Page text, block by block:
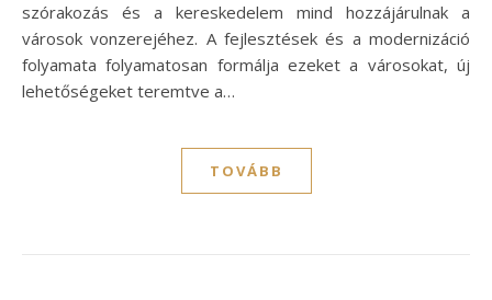
szórakozás és a kereskedelem mind hozzájárulnak a
városok vonzerejéhez. A fejlesztések és a modernizáció
folyamata folyamatosan formálja ezeket a városokat, új
lehetőségeket teremtve a…
TOVÁBB